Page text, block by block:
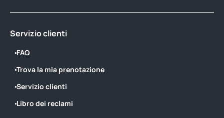
Servizio clienti
FAQ
Trova la mia prenotazione
Servizio clienti
Libro dei reclami